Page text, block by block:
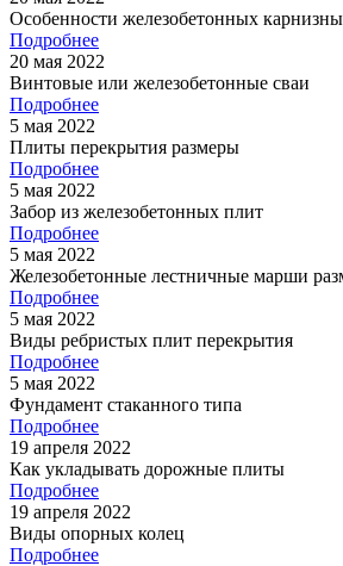
Особенности железобетонных
Подробнее
20 мая 2022
Винтовые или железобетонные сваи
Подробнее
5 мая 2022
Плиты перекрытия размеры
Подробнее
5 мая 2022
Забор из железобетонных плит
Подробнее
5 мая 2022
Железобетонные лестничные марши
Подробнее
5 мая 2022
Виды ребристых плит перекрытия
Подробнее
5 мая 2022
Фундамент стаканного типа
Подробнее
19 апреля 2022
Как укладывать дорожные плиты
Подробнее
19 апреля 2022
Виды опорных колец
Подробнее